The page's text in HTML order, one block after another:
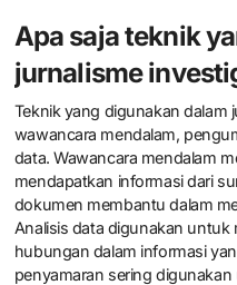
Apa saja teknik
jurnalisme
Teknik yang digunakan dalam
wawancara mendalam,
data. Wawancara mendalam
mendapatkan informasi dari
dokumen membantu dalam
Analisis data digunakan untuk
hubungan dalam informasi
penyamaran sering